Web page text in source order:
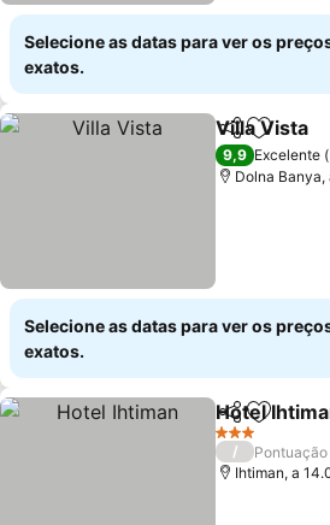
Selecione as datas para ver os
exatos.
Partilhar
Villa Vista
9,9 Excelente
Dolna
Selecione as datas para ver os
exatos.
Partilhar
Hotel
3 Estrelas
/
Ihtiman, a